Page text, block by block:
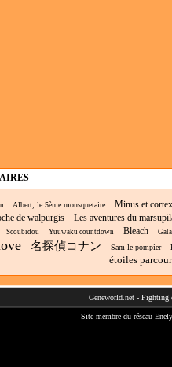
Albert, le 5ème mousquetaire Minus et cortex
de walpurgis Les aventures du
Scoubidou Yuuwaku countdown Bleach
名探偵コナン Sam le pompier
étoiles
Geneworld.net - Fighting
Site membre du réseau